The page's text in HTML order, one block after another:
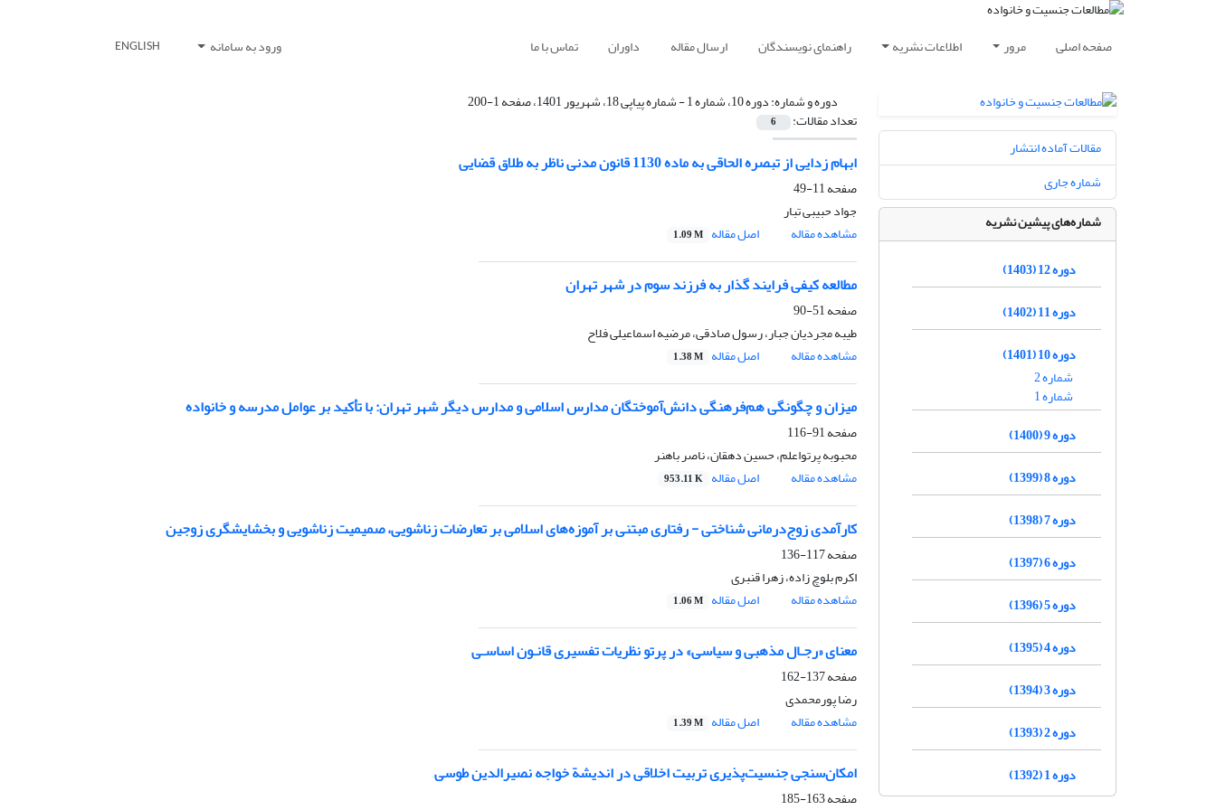
صفحه اصلی مرور اطلاعات نشریه راهنمای نویسندگان ارسال مقاله داوران تماس با ما ورود به سامانه ENGLISH
دوره و شماره:دوره 10، شماره 1 - شماره پیاپی 18، شهریور 1401، صفحه 1-200
تعداد مقالات: 6
ابهام ‌زدایی از تبصره الحاقی به ماده 1130 قانون مدنی ناظر به طلاق قضایی
صفحه11-49
جواد حبیبی تبار
مشاهده مقاله
اصل مقاله 1.09 M
مطالعه کیفی فرایند گذار به فرزند‌ سوم در شهر تهران
صفحه51-90
طیبه مجردیان جبار، رسول صادقی، مرضیه اسماعیلی فلاح
مشاهده مقاله
اصل مقاله 1.38 M
میزان و چگونگی هم‌فرهنگی دانش‌آموختگان مدارس اسلامی و مدارس دیگر شهر تهران: با تأکید بر عوامل مدرسه و خانواده
صفحه91-116
محبوبه پرتواعلم، حسین دهقان، ناصر باهنر
مشاهده مقاله
اصل مقاله 953.11 K
کارآمدی زوج‌درمانی شناختی - رفتاری مبتنی بر آموزه‌های اسلامی بر تعارضات زناشویی، صمیمیت زناشویی و بخشایشگری زوجین
صفحه117-136
اکرم بلوچ زاده، زهرا قنبری
مشاهده مقاله
اصل مقاله 1.06 M
معنای «رجـال مذهبی و سیاسی» در پرتو نظریات تفسیری قانـون اساسـی
صفحه137-162
رضا پورمحمدی
مشاهده مقاله
اصل مقاله 1.39 M
امکان‌سنجی جنسیت‌پذیری تربیت اخلاقی در اندیشة خواجه نصیرالدین طوسی
صفحه163-185
مقالات آماده انتشار
شماره جاری
شماره‌های پیشین نشریه
دوره 12 (1403)
دوره 11 (1402)
دوره 10 (1401)
شماره 2
شماره 1
دوره 9 (1400)
دوره 8 (1399)
دوره 7 (1398)
دوره 6 (1397)
دوره 5 (1396)
دوره 4 (1395)
دوره 3 (1394)
دوره 2 (1393)
دوره 1 (1392)